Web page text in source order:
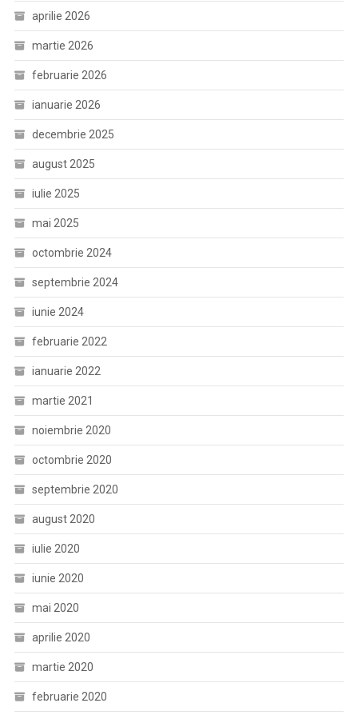
aprilie 2026
martie 2026
februarie 2026
ianuarie 2026
decembrie 2025
august 2025
iulie 2025
mai 2025
octombrie 2024
septembrie 2024
iunie 2024
februarie 2022
ianuarie 2022
martie 2021
noiembrie 2020
octombrie 2020
septembrie 2020
august 2020
iulie 2020
iunie 2020
mai 2020
aprilie 2020
martie 2020
februarie 2020